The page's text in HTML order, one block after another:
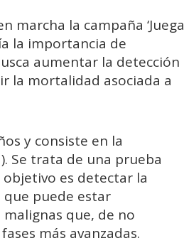
marcha la campaña ‘Juega
la importancia de
aumentar la detección
la mortalidad asociada a
y consiste en la
Se trata de una prueba
objetivo es detectar la
que puede estar
que, de no
más avanzadas.